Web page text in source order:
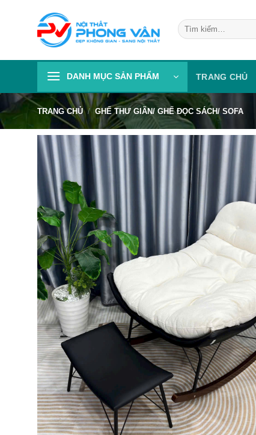
Tìm
kiếm:
DANH MỤC SẢN PHẨM TRANG CHỦ
TRANG CHỦ / GHẾ THƯ GIÃN/ GHẾ ĐỌC SÁCH/ SOFA